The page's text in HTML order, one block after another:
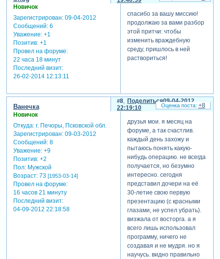
владеем, с надеждой, что
наш форум станет для вас
комфортным и полезным.
удачи всем участникам
нашего форума!
Новичок
Зарегистрирован: 09-04-2012
Сообщений:6
Уважение: +1
Позитив: +1
Провел на форуме:
22 часа 18 минут
Последний визит:
26-02-2014 12:13:11
спасибо за вашу миссию!
продолжаю за вами разбор
этой притчи: чтобы
изменить враждебную
среду, пришлось в ней
раствориться!
Поделиться
8
09-04-2012
22:19:10
Ванечка
Новичок
Откуда:г. Печоры, Псковской обл.
Зарегистрирован: 09-03-2012
Сообщений:8
Уважение: +9
Позитив: +2
Пол:Мужской
Возраст:73 [1953-03-14]
Провел на форуме:
16 часов 21 минуту
Последний визит:
04-09-2012 22:18:58
друзья мои. я месяц на
форуме, а так счастлив.
каждый день захожу и
пытаюсь понять какую-
нибудь операцию. не всегда
получается, но безумно
интересно. сегодня
представил дочери на её
30-летие свою первую
презентацию (с красными
глазами, не успел убрать).
визжала от восторга. а я
всего лишь использовал
программу, ничего не
создавая и не мудря. но я
научусь. видно правильно
+8